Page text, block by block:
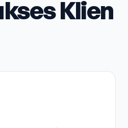
Klien